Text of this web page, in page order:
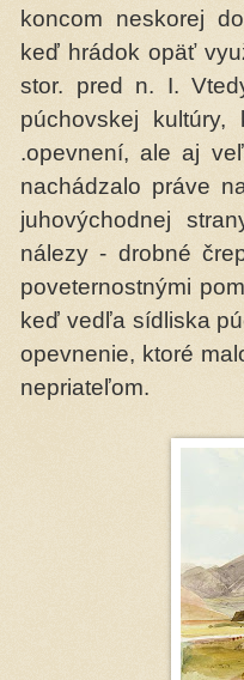
koncom neskorej
keď hrádok opäť
stor. pred n. I.
púchovskej
.opevnení, ale aj
nachádzalo práve
juhovýchodnej
nálezy - drobné
poveternostnými
keď vedľa sídliska
opevnenie, ktoré
nepriateľom.